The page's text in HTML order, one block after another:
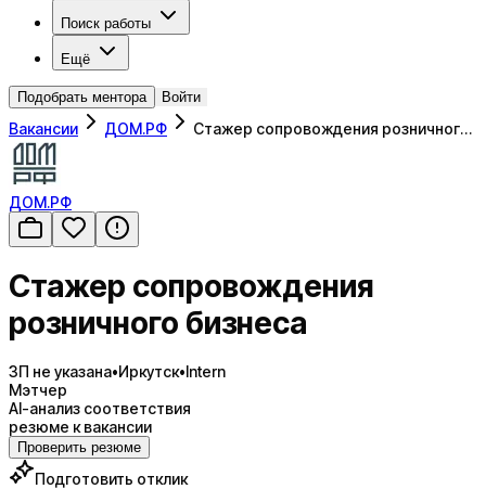
Поиск работы
Ещё
Подобрать ментора Войти
Вакансии ДОМ.РФ Стажер сопровождения розничног…
ДОМ.РФ
Стажер сопровождения
розничного бизнеса
ЗП не указана•Иркутск•Intern
Мэтчер
AI-анализ соответствия
резюме к вакансии
Проверить резюме
Подготовить отклик